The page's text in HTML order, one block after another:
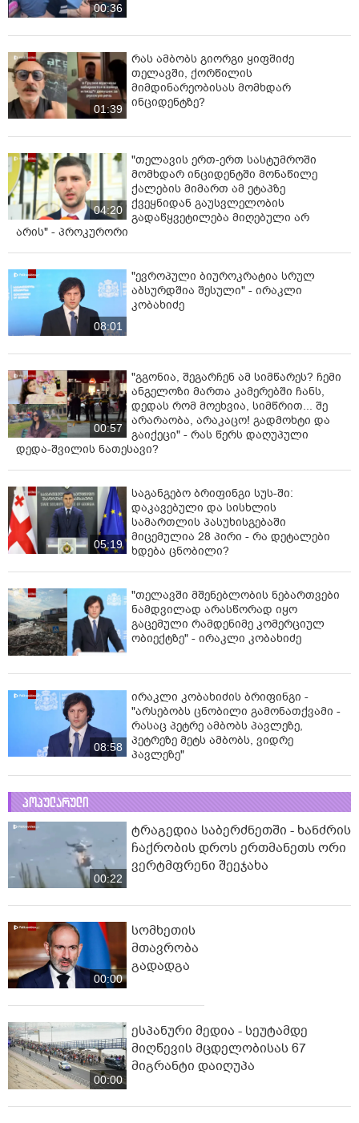
00:36
01:39
რას ამბობს გიორგი ყიფშიძე
თელავში, ქორწილის
მიმდინარეობისას მომხდარ
ინციდენტზე?
04:20
"თელავის ერთ-ერთ სასტუმროში
მომხდარ ინციდენტში მონაწილე
ქალების მიმართ ამ ეტაპზე
ქვეყნიდან გაუსვლელობის
გადაწყვეტილება მიღებული არ
არის" - პროკურორი
08:01
"ევროპული ბიუროკრატია სრულ
აბსურდშია შესული" - ირაკლი
კობახიძე
00:57
"გგონია, შეგარჩენ ამ სიმწარეს? ჩემი
ანგელოზი მართა კამერებში ჩანს,
დედას რომ მოეხვია, სიმწრით... შე
არარაობა, არაკაცო! გადმოხტი და
გაიქეცი" - რას წერს დაღუპული
დედა-შვილის ნათესავი?
05:19
საგანგებო ბრიფინგი სუს-ში:
დაკავებული და სისხლის
სამართლის პასუხისგებაში
მიცემულია 28 პირი - რა დეტალები
ხდება ცნობილი?
"თელავში მშენებლობის ნებართვები
ნამდვილად არასწორად იყო
გაცემული რამდენიმე კომერციულ
ობიექტზე" - ირაკლი კობახიძე
08:58
ირაკლი კობახიძის ბრიფინგი -
"არსებობს ცნობილი გამონათქვამი -
რასაც პეტრე ამბობს პავლეზე,
პეტრეზე მეტს ამბობს, ვიდრე
პავლეზე"
პოპულარული
00:22
ტრაგედია საბერძნეთში - ხანძრის
ჩაქრობის დროს ერთმანეთს ორი
ვერტმფრენი შეეჯახა
00:00
სომხეთის
მთავრობა
გადადგა
00:00
ესპანური მედია - სეუტამდე
მიღწევის მცდელობისას 67
მიგრანტი დაიღუპა